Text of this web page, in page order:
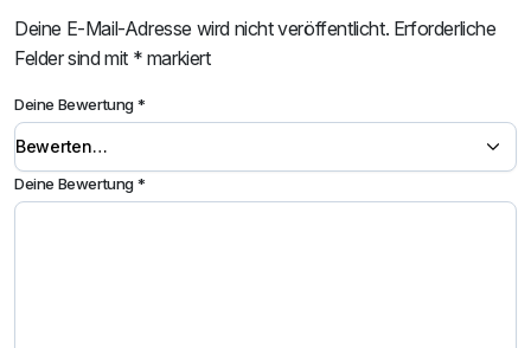
Deine E-Mail-Adresse wird nicht veröffentlicht. Erforderliche
Felder sind mit * markiert
Deine Bewertung*
Deine Bewertung*